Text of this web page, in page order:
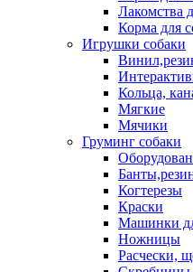
Лакомства
Корма для
Игрушки собаки
Кольца,
Мягкие
Мячики
Груминг собаки
Когтерезы
Краски
Машинки
Ножницы
Расчески,